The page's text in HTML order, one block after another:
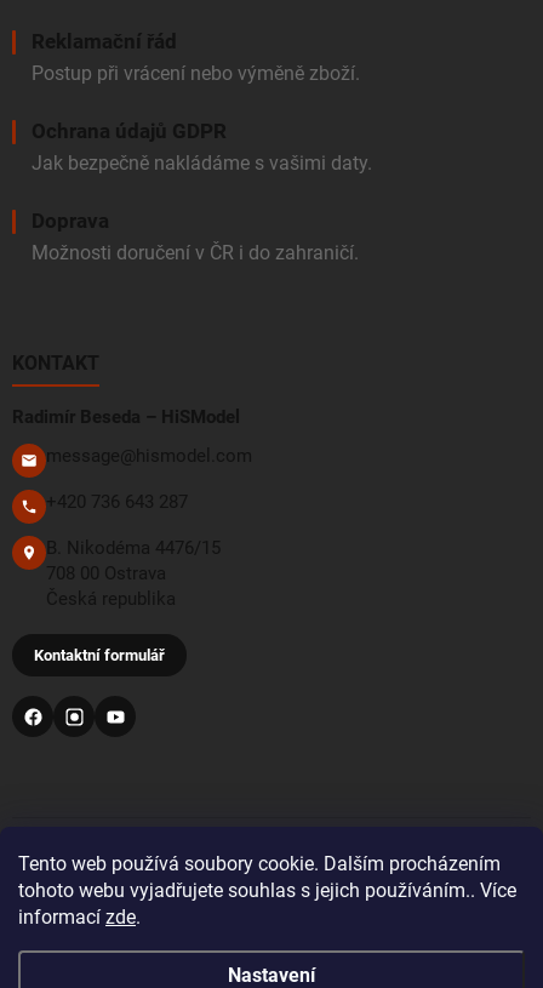
Tento web používá soubory cookie. Dalším procházením
tohoto webu vyjadřujete souhlas s jejich používáním.. Více
informací zde.
Nastavení
Pro objednávky z Velké Británie a Švýcarska se prosím
Reklamační řád
Postup při vrácení nebo výměně zboží.
Ochrana údajů GDPR
Jak bezpečně nakládáme s vašimi daty.
Doprava
Možnosti doručení v ČR i do zahraničí.
KONTAKT
Radimír Beseda – HiSModel
message@hismodel.com
+420 736 643 287
B. Nikodéma 4476/15
708 00 Ostrava
Česká republika
Kontaktní formulář
PŘIJÍMÁME TYTO PLATEBNÍ METODY